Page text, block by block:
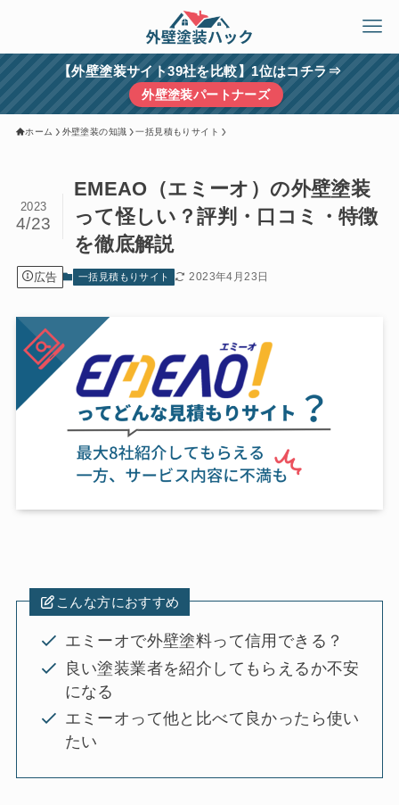
【外壁塗装サイト39社を比較】1位はコチラ⇒
外壁塗装パートナーズ
ホーム 外壁塗装の知識 一括見積もりサイト
EMEAO（エミーオ）の外壁塗装
って怪しい？評判・口コミ・特徴
を徹底解説
2023
4/23
広告 一括見積もりサイト 2023年4月23日
こんな方におすすめ
エミーオで外壁塗料って信用できる？
良い塗装業者を紹介してもらえるか不安
になる
エミーオって他と比べて良かったら使い
たい